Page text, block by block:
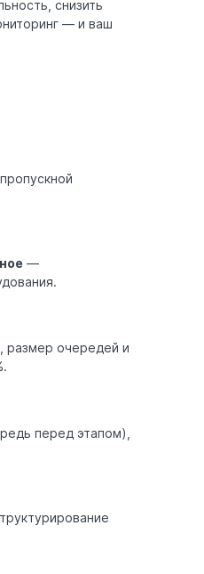
снизить
— и ваш
—
размер очередей и
перед этапом),